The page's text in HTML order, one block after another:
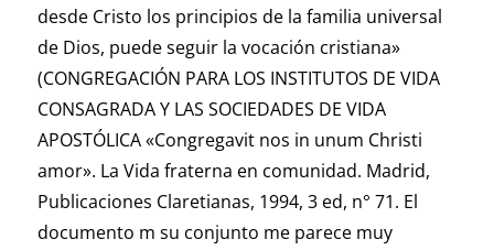
desde Cristo los principios de la familia universal
de Dios, puede seguir la vocación cristiana»
(CONGREGACIÓN PARA LOS INSTITUTOS DE VIDA
CONSAGRADA Y LAS SOCIEDADES DE VIDA
APOSTÓLICA«Congregavit nos in unum Christi
amor». La Vida fraterna en comunidad. Madrid,
Publicaciones Claretianas, 1994, 3 ed, n° 71. El
documento m su conjunto me parece muy